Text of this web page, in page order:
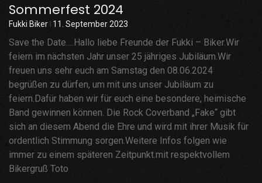
Sommerfest 2024
Fukki Biker 11. September 2023
Save the Date….Hallo liebe Freunde der Fukki – Biker.Wir
feiern im nächsten Jahr unser 25 jähriges Jubiläum.Wir
freuen uns sehr euch am Samstag den 08.06.2024
begrüßen zu dürfen, um mit uns unser Jubiläum zu
feiern.Dafür haben wir für euch eine besondere, heimische
Band gewinnen können. Die Rock Coverband „Fake“ gibt
sich an diesem Abend die Ehre und wird mit ihrer Musik für
ordentlich Stimmung sorgen.Weitere Infos folgen wie
immer zu einem späteren Zeitpunkt.mit respektvollem
Bikergruß Toto